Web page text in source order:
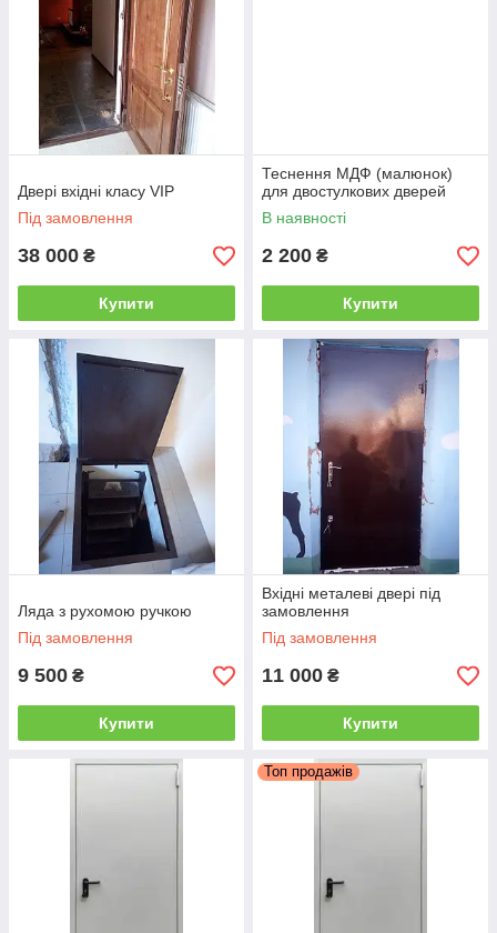
Двері вхідні класу VIP
Під замовлення
38 000 ₴
Купити
Теснення МДФ (малюнок)
для двостулкових дверей
В наявності
2 200 ₴
Купити
Ляда з рухомою ручкою
Під замовлення
9 500 ₴
Купити
Вхідні металеві двері під
замовлення
Під замовлення
11 000 ₴
Купити
Топ продажів